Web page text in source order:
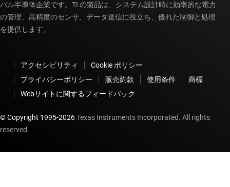
バル半導体企業です。TI の製品は、システム設計時に効率的な電力
の管理、高精度のセンサ、データ送信に役立ち、優れた制御と処理
を提供します。
アクセシビリティ
Cookie ポリシー
プライバシーポリシー
販売約款 使用条件
商標
Webサイトに関するフィードバック
© Copyright 1995-2026Texas Instruments Incorporated. All rights
reserved.